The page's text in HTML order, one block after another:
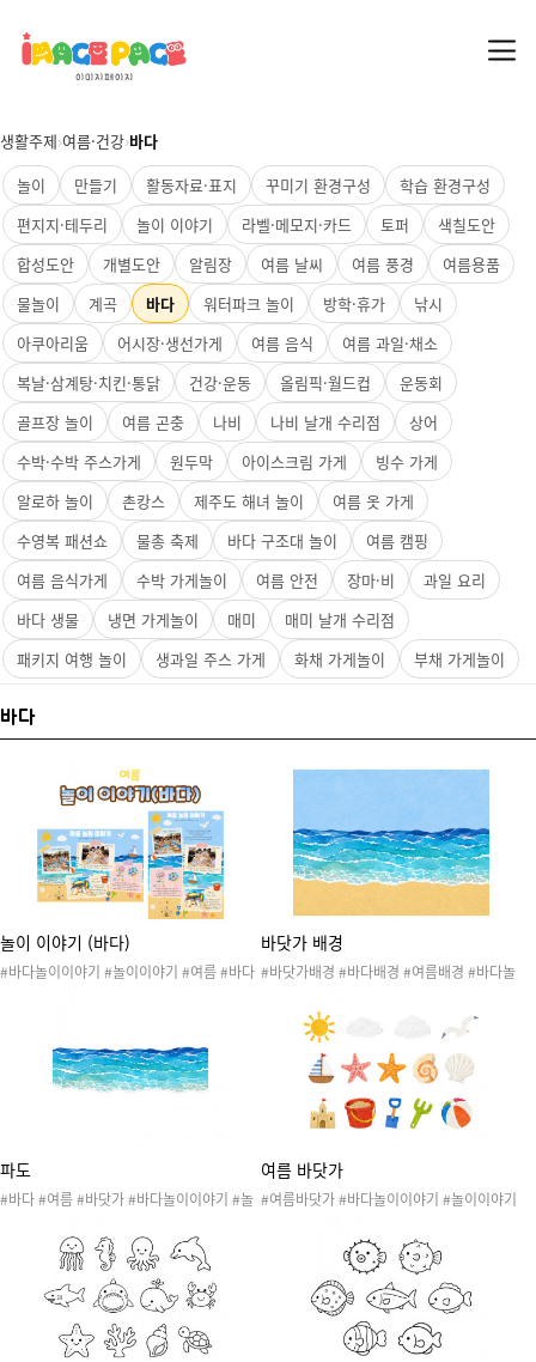
생활주제›여름·건강›바다
놀이
만들기 활동자료·표지 꾸미기 환경구성
학습 환경구성
편지지·테두리
놀이 이야기 라벨·메모지·카드 토퍼
색칠도안
합성도안
개별도안 알림장 여름 날씨 여름 풍경
여름용품
물놀이
계곡 바다 워터파크 놀이 방학·휴가
낚시
아쿠아리움
어시장·생선가게 여름 음식
여름 과일·채소
복날·삼계탕·치킨·통닭
건강·운동 올림픽·월드컵
운동회
골프장 놀이
여름 곤충 나비 나비 날개 수리점
상어
수박·수박 주스가게
원두막 아이스크림 가게
빙수 가게
알로하 놀이
촌캉스 제주도 해녀 놀이
여름 옷 가게
수영복 패션쇼
물총 축제 바다 구조대 놀이
여름 캠핑
여름 음식가게
수박 가게놀이 여름 안전 장마·비
과일 요리
바다 생물
냉면 가게놀이 매미
매미 날개 수리점
패키지 여행 놀이
생과일 주스 가게 화채 가게놀이 부채 가게놀이
바다
놀이 이야기 (바다)
#바다놀이이야기 #놀이이야기 #여름 #바다
관찰 #놀이 #가정통신문 #사진 #놀이사진 #
놀이PPT #PPT #여름놀이이야기
바닷가 배경
#바닷가배경 #바다배경 #여름배경 #바다놀
장 #모래사장 #바다놀이 #여름놀이 #놀이발
자국 #놀이기록지 #사후놀이기록 #놀이안내
문 #놀이소식지 #놀이통신문 #놀이관찰 #놀
이 #가정통신문 #사진 #놀이사진 #놀이PPT
#PPT #여름놀이이야기
파도
#바다 #여름 #바닷가 #바다놀이이야기 #놀
#바다놀이 #여름놀이 #놀이발자국 #놀이기
록지 #사후놀이기록 #놀이안내문 #놀이소식
지 #놀이통신문 #놀이관찰 #놀이 #가정통신
문 #사진 #놀이사진 #놀이PPT #PPT #여름
여름 바닷가
#여름바닷가 #바다놀이이야기 #놀이이야기
이 #여름놀이 #놀이발자국 #놀이기록지 #사
후놀이기록 #놀이안내문 #놀이소식지 #놀이
통신문 #놀이관찰 #놀이 #가정통신문 #사진
#놀이사진 #놀이PPT #PPT #여름놀이이야
기 #해 #구름 #갈매기 #배 #불가사리 #조개
#모래성 #모래장난감 #비치볼